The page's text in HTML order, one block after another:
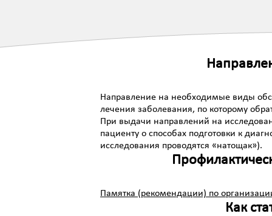
Направление на необходимые виды
лечения заболевания, по которому
При выдачи направлений на
пациенту о способах подготовки к
исследования проводятся «натощак»).
Памятка (рекомендации) по
Как